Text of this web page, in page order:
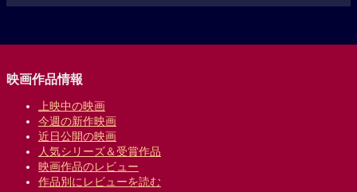
映画作品情報
上映中の映画
今週の新作映画
近日公開の映画
人気シリーズ＆受賞作品
映画作品のレビュー
作品別にレビューを読む